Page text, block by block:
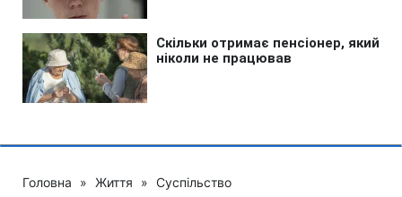
Головна » Життя » Суспільство